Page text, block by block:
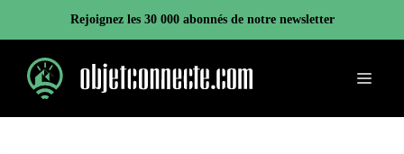
contenu
Rejoignez les 30 000 abonnés de notre newsletter
Menu